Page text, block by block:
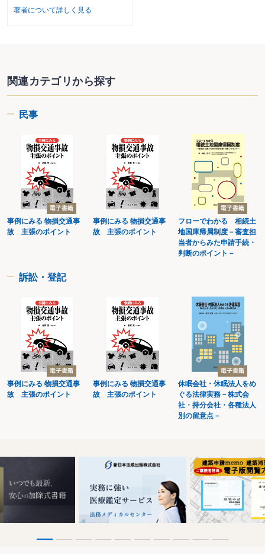
２－63 埋蔵物の発見者がその所有権を取得するのに要する期間はどれだけか
２－64 共有物の管理費用の支払をどれだけの期間怠ると他の共有者に持分取
２－67 収益を得られない状態がどれだけ続くと、永小作権を放棄できるか
できるか
第７ 留置権
２－71 留置権者が費用償還請求できるのはいつか
第８ 先取特権
２－72 不動産賃貸の先取特権はどの期間分の賃料等を被担保債権とするか
２－73 種苗・肥料供給の先取特権は、どの期間の果実に及ぶか
２－74 農工労務者の賃金の先取特権において、その被担保債権は、どの期分
の賃金か
２－75 不動産の先取特権の登記はいつ行うか
２－76 供給した日用品の代金について先取特権が認められるのはどれくらい
２－78 不動産質の存続期間はどれだけか
第10 抵当権
２－80 抵当権の効力が果実に及ぶのはいつ生じた果実か
２－81 抵当権の優先的効力は、利息等についてどれくらいの期間分まで及ぶ
２－82 抵当権消滅請求権はいつまでに行使すべきか
２－83 抵当権消滅請求手続の書面を受けた抵当権者は、いつまでに競売申立
てをしなければ第三取得者の提供した代価又は金額を承諾したとみなされるか
２－84 法定地上権が成立する時期はいつか
２－85 代価弁済において抵当権が消滅する時期はいつか
２－86 抵当権者に対抗できない抵当建物の使用者に認められる引渡し猶予期
間はどれだけか
２－88 元本確定期日の定めがない場合、根抵当権設定者はいつから確定請求
２－91 合併により、根抵当権設定者が元本確定を請求できる期間はどれだけ
２－92 被担保債権の範囲変更ができるのはいつまでか
２－93 根抵当権を譲渡できるのはいつか
２－94 根抵当権設定者が極度額の減額請求ができるのはいつか
第１ 総 則
著者について詳しく見る
関連カテゴリから探す
民事
事例にみる 物損交通事
故 主張のポイント
事例にみる 物損交通事
故 主張のポイント
フローでわかる 相続土
地国庫帰属制度－審査担
当者からみた申請手続・
判断のポイント－
訴訟・登記
事例にみる 物損交通事
故 主張のポイント
事例にみる 物損交通事
故 主張のポイント
休眠会社・休眠法人をめ
ぐる法律実務－株式会
社・持分会社・各種法人
別の留意点－